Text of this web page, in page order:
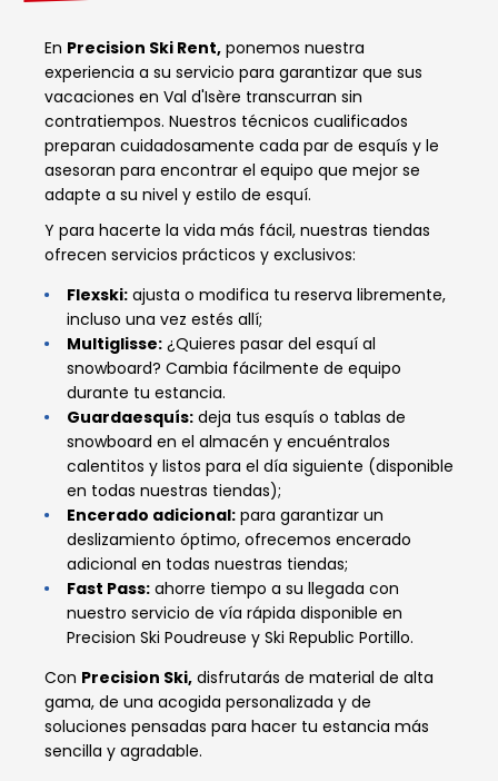
En Precision Ski Rent, ponemos nuestra
experiencia a su servicio para garantizar que sus
vacaciones en Val d'Isère transcurran sin
contratiempos. Nuestros técnicos cualificados
preparan cuidadosamente cada par de esquís y le
asesoran para encontrar el equipo que mejor se
adapte a su nivel y estilo de esquí.
Y para hacerte la vida más fácil, nuestras tiendas
ofrecen servicios prácticos y exclusivos:
Flexski: ajusta o modifica tu reserva libremente,
incluso una vez estés allí;
Multiglisse: ¿Quieres pasar del esquí al
snowboard? Cambia fácilmente de equipo
durante tu estancia.
Guardaesquís: deja tus esquís o tablas de
snowboard en el almacén y encuéntralos
calentitos y listos para el día siguiente (disponible
en todas nuestras tiendas);
Encerado adicional: para garantizar un
deslizamiento óptimo, ofrecemos encerado
adicional en todas nuestras tiendas;
Fast Pass: ahorre tiempo a su llegada con
nuestro servicio de vía rápida disponible en
Precision Ski Poudreuse y Ski Republic Portillo.
Con Precision Ski, disfrutarás de material de alta
gama, de una acogida personalizada y de
soluciones pensadas para hacer tu estancia más
sencilla y agradable.